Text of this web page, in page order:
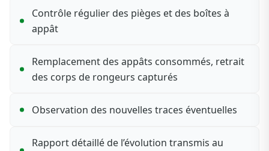
Contrôle régulier des pièges et des boîtes à
appât
Remplacement des appâts consommés, retrait
des corps de rongeurs capturés
Observation des nouvelles traces éventuelles
Rapport détaillé de l’évolution transmis au